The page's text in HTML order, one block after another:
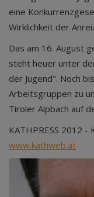
eine
Wirklichkeit der
Das am 16. August
steht heuer unter
der Jugend". Noch
Arbeitsgruppen zu
Tiroler Alpbach auf
KATHPRESS 2012
www.kathweb.at